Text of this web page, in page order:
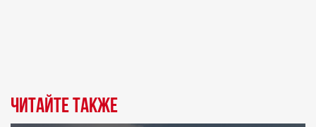
Читайте также